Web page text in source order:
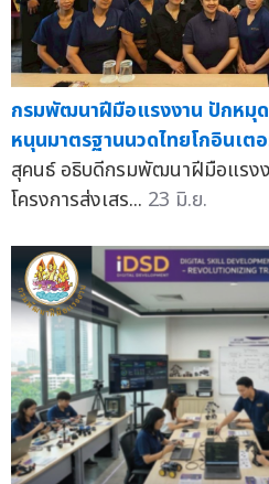
กรมพัฒนาฝีมือแรงงาน ปักหมุ
หนุนมาตรฐานนวดไทยโกอินเต
สุคนธ์ อธิบดีกรมพัฒนาฝีมือแรงง
โครงการส่งเสร... 23 มิ.ย.